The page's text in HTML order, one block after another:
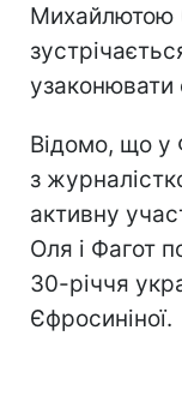
Михайлютою
узаконювати
Відомо, що у
з
активну
Оля і Фагот
30-річчя
Єфросиніної.